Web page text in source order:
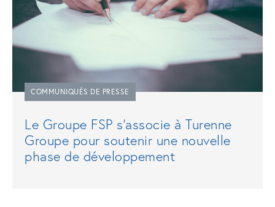
COMMUNIQUÉS DE PRESSE
Le Groupe FSP s’associe à Turenne
Groupe pour soutenir une nouvelle
phase de développement